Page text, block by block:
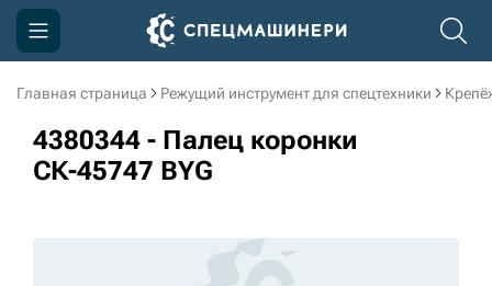
Главная страница Режущий инструмент для спецтехники
4380344 - Палец коронки
СК-45747 BYG
Компания
Акции